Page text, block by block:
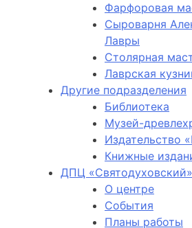
Фарфоровая
Сыроварня
Лавры
Столярная
Лаврская
Другие подразделения
Библиотека
Музей-
Издательство
Книжные
ДПЦ «Святодуховский»
О центре
События
Планы работы